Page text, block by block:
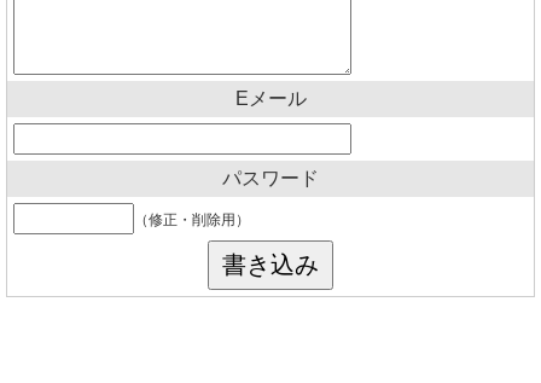
Eメール
パスワード
（修正・削除用）